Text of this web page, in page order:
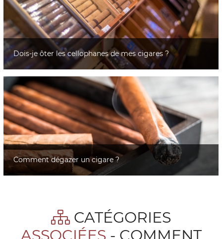
Dois-je ôter les cellophanes de mes cigares ?
Comment dégazer un cigare ?
CATÉGORIES
ASSOCIÉES - COMMENT